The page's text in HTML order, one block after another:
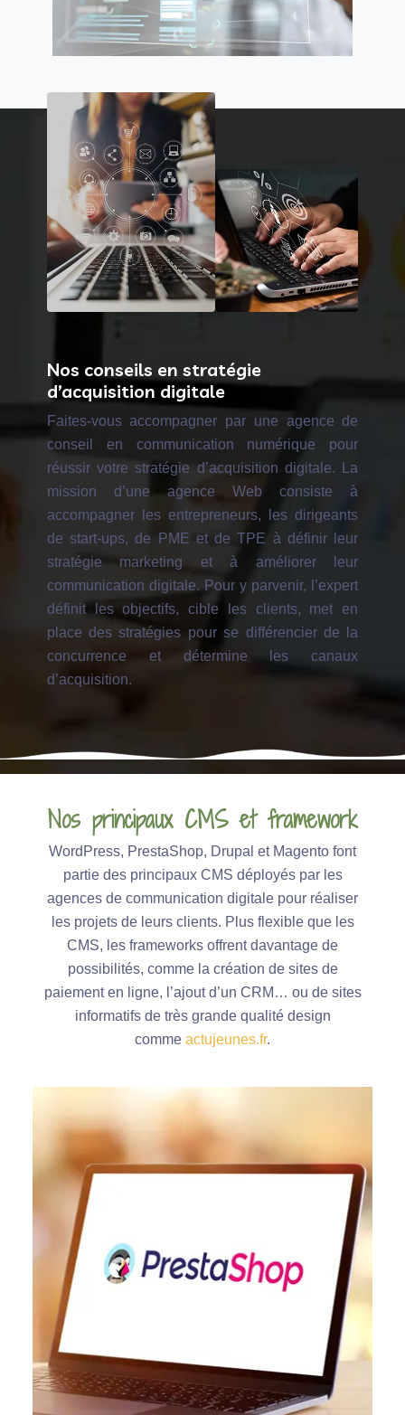
Nos conseils en stratégie
d’acquisition digitale
Faites-vous accompagner par une agence de
conseil en communication numérique pour
réussir votre stratégie d’acquisition digitale. La
mission d’une agence Web consiste à
accompagner les entrepreneurs, les dirigeants
de start-ups, de PME et de TPE à définir leur
stratégie marketing et à améliorer leur
communication digitale. Pour y parvenir, l’expert
définit les objectifs, cible les clients, met en
place des stratégies pour se différencier de la
concurrence et détermine les canaux
d’acquisition.
Nos principaux CMS et framework
WordPress, PrestaShop, Drupal et Magento font
partie des principaux CMS déployés par les
agences de communication digitale pour réaliser
les projets de leurs clients. Plus flexible que les
CMS, les frameworks offrent davantage de
possibilités, comme la création de sites de
paiement en ligne, l’ajout d’un CRM… ou de sites
informatifs de très grande qualité design
comme actujeunes.fr.